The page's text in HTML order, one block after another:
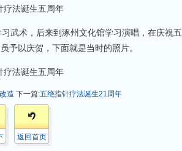
武术，后来到涿州文化馆学习演唱，在庆祝五
予以庆贺，下面就是当时的照片。
造 下一篇:五绝指针疗法诞生21周年
返回首页